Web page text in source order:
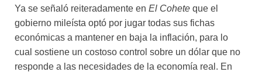
Ya se señaló reiteradamente en El Cohete que el
gobierno mileísta optó por jugar todas sus fichas
económicas a mantener en baja la inflación, para lo
cual sostiene un costoso control sobre un dólar que no
responde a las necesidades de la economía real. En